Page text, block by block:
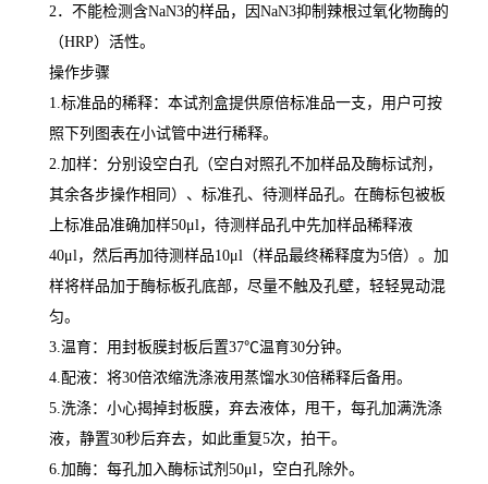
2 ．不能检测含NaN3的样品，因 NaN3抑制辣根过氧化物酶的
（HRP）活性。
操作步骤
1. 标准品的稀释：本试剂盒提供原倍标准品一支，用户可按
照下列图表在小试管中进行稀释。
2. 加样：分别设空白孔（空白对照孔不加样品及酶标试剂，
其余各步操作相同）、标准孔、待测样品孔。在酶标包被板
上标准品准确加样50μl ，待测样品孔中先加样品稀释液
40μl ，然后再加待测样品10μl （样品最终稀释度为5倍）。加
样将样品加于酶标板孔底部，尽量不触及孔壁，轻轻晃动混
匀。
3. 温育：用封板膜封板后置37℃温育30分钟。
4. 配液：将30倍浓缩洗涤液用蒸馏水30倍稀释后备用。
5. 洗涤：小心揭掉封板膜，弃去液体，甩干，每孔加满洗涤
液，静置30秒后弃去，如此重复5次，拍干。
6. 加酶：每孔加入酶标试剂 50μl ，空白孔除外。